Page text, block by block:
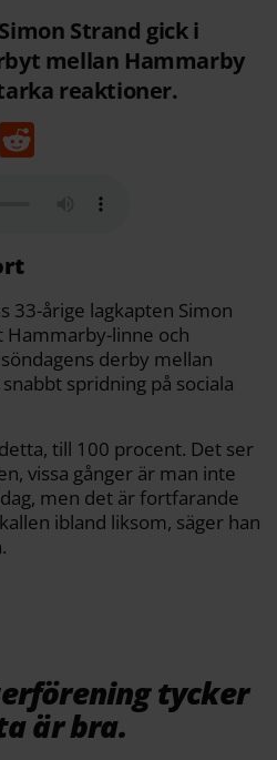
Strand gick i
mellan Hammarby
reaktioner.
C
o
p
33-årige lagkapten Simon
Hammarby-linne och
derby mellan
spridning på sociala
till 100 procent. Det ser
vissa gånger är man inte
men det är fortfarande
ibland liksom, säger han
tycker
är bra.